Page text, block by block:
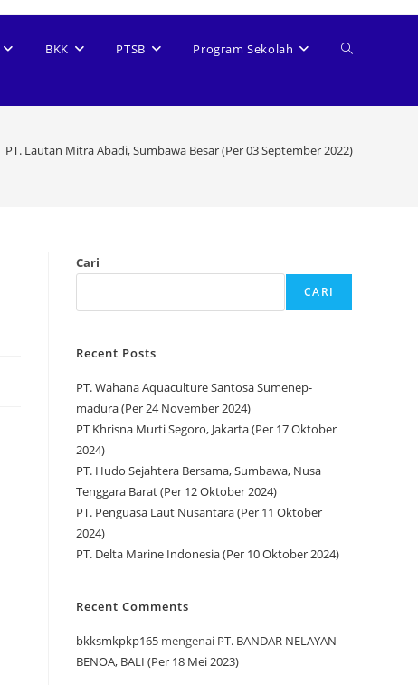
BKK PTSB Program Sekolah
PT. Lautan Mitra Abadi, Sumbawa Besar (Per 03 September 2022)
Cari
CARI
Recent Posts
PT. Wahana Aquaculture Santosa Sumenep-
madura (Per 24 November 2024)
PT Khrisna Murti Segoro, Jakarta (Per 17 Oktober
2024)
PT. Hudo Sejahtera Bersama, Sumbawa, Nusa
Tenggara Barat (Per 12 Oktober 2024)
PT. Penguasa Laut Nusantara (Per 11 Oktober
2024)
PT. Delta Marine Indonesia (Per 10 Oktober 2024)
Recent Comments
bkksmkpkp165 mengenai PT. BANDAR NELAYAN
BENOA, BALI (Per 18 Mei 2023)